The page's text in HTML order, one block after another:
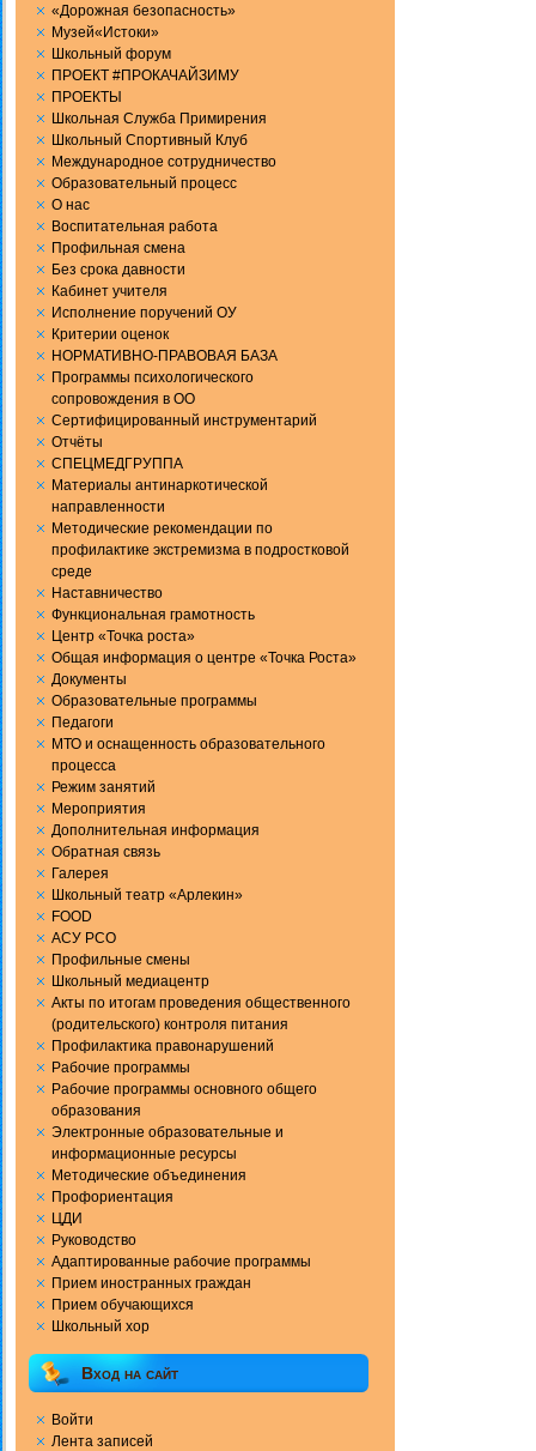
«Дорожная безопасность»
Музей«Истоки»
Школьный форум
ПРОЕКТ #ПРОКАЧАЙЗИМУ
ПРОЕКТЫ
Школьная Служба Примирения
Школьный Спортивный Клуб
Международное сотрудничество
Образовательный процесс
О нас
Воспитательная работа
Профильная смена
Без срока давности
Кабинет учителя
Исполнение поручений ОУ
Критерии оценок
НОРМАТИВНО-ПРАВОВАЯ БАЗА
Программы психологического
сопровождения в ОО
Сертифицированный инструментарий
Отчёты
СПЕЦМЕДГРУППА
Материалы антинаркотической
направленности
Методические рекомендации по
профилактике экстремизма в подростковой
среде
Наставничество
Функциональная грамотность
Центр «Точка роста»
Общая информация о центре «Точка Роста»
Документы
Образовательные программы
Педагоги
МТО и оснащенность образовательного
процесса
Режим занятий
Мероприятия
Дополнительная информация
Обратная связь
Галерея
Школьный театр «Арлекин»
FOOD
АСУ РСО
Профильные смены
Школьный медиацентр
Акты по итогам проведения общественного
(родительского) контроля питания
Профилактика правонарушений
Рабочие программы
Рабочие программы основного общего
образования
Электронные образовательные и
информационные ресурсы
Методические объединения
Профориентация
ЦДИ
Руководство
Адаптированные рабочие программы
Прием иностранных граждан
Прием обучающихся
Школьный хор
Вход на сайт
Войти
Лента записей